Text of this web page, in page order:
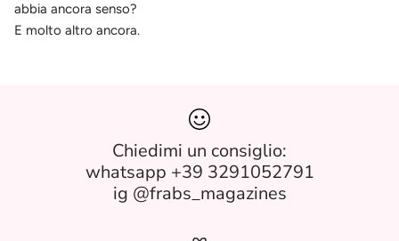
abbia ancora senso?
E molto altro ancora.
Chiedimi un consiglio:
whatsapp +39 3291052791
ig @frabs_magazines